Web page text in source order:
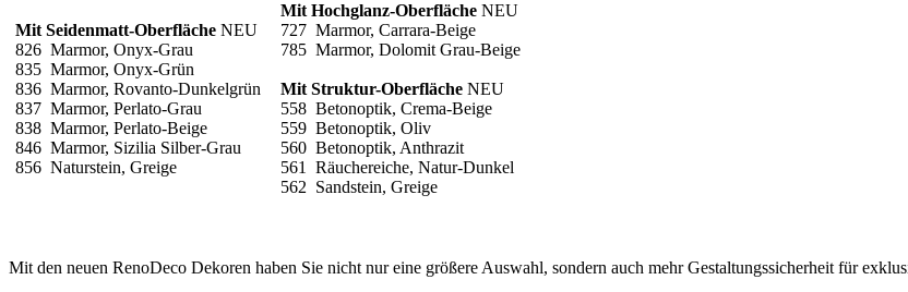
Mit Seidenmatt-Oberfläche NEU
826 Marmor, Onyx-Grau
835 Marmor, Onyx-Grün
836 Marmor, Rovanto-Dunkelgrün
837 Marmor, Perlato-Grau
838 Marmor, Perlato-Beige
846 Marmor, Sizilia Silber-Grau
856 Naturstein, Greige
Mit Hochglanz-Oberfläche NEU
727 Marmor, Carrara-Beige
785 Marmor, Dolomit Grau-Beige
Mit Struktur-Oberfläche NEU
558 Betonoptik, Crema-Beige
559 Betonoptik, Oliv
560 Betonoptik, Anthrazit
561 Räuchereiche, Natur-Dunkel
562 Sandstein, Greige
Mit den neuen RenoDeco Dekoren haben Sie nicht nur eine größere Auswahl, sondern auch mehr Gestaltungssicherheit für